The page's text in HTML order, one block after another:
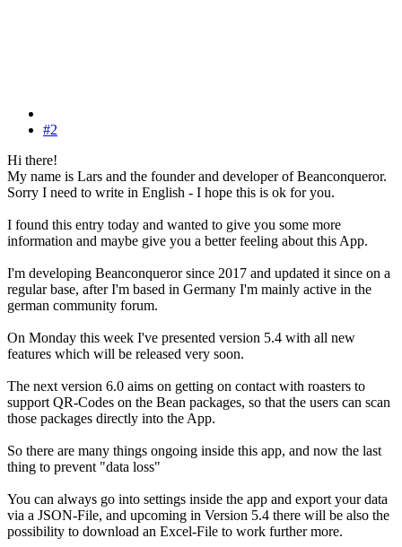
#2
Hi there!
My name is Lars and the founder and developer of Beanconqueror.
Sorry I need to write in English - I hope this is ok for you.
I found this entry today and wanted to give you some more
information and maybe give you a better feeling about this App.
I'm developing Beanconqueror since 2017 and updated it since on a
regular base, after I'm based in Germany I'm mainly active in the
german community forum.
On Monday this week I've presented version 5.4 with all new
features which will be released very soon.
The next version 6.0 aims on getting on contact with roasters to
support QR-Codes on the Bean packages, so that the users can scan
those packages directly into the App.
So there are many things ongoing inside this app, and now the last
thing to prevent "data loss"
You can always go into settings inside the app and export your data
via a JSON-File, and upcoming in Version 5.4 there will be also the
possibility to download an Excel-File to work further more.